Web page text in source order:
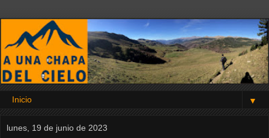
▼
lunes, 19 de junio de 2023